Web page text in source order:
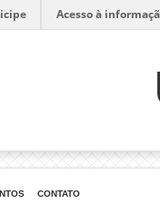
Acesso à
CONTATO